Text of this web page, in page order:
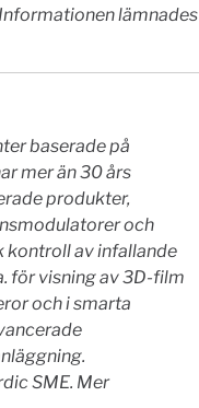
lämnades
baserade på
mer än 30 års
produkter,
och
kontroll av infallande
för visning av 3D-film
och i smarta
SME. Mer